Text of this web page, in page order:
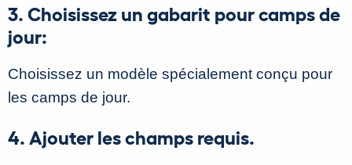
3. Choisissez un gabarit pour camps de
jour:
Choisissez un modèle spécialement conçu pour
les camps de jour.
4. Ajouter les champs requis.